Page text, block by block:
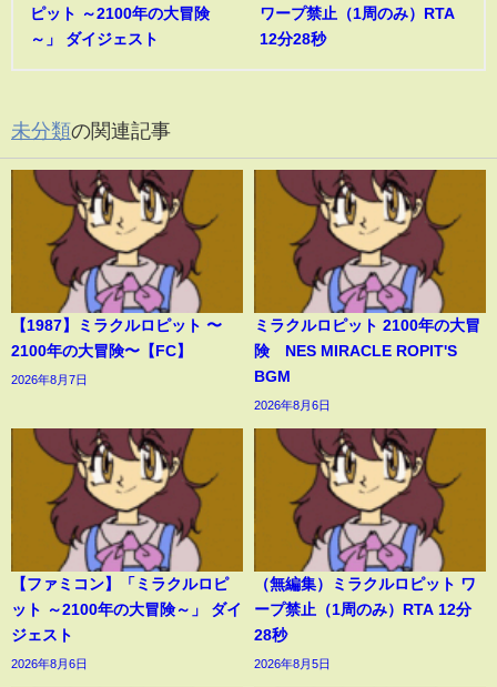
ピット ～2100年の大冒険
～」 ダイジェスト
ワープ禁止（1周のみ）RTA
12分28秒
未分類の関連記事
【1987】ミラクルロピット 〜
2100年の大冒険〜【FC】
2026年8月7日
ミラクルロピット 2100年の大冒
険 NES MIRACLE ROPIT'S
BGM
2026年8月6日
【ファミコン】「ミラクルロピ
ット ～2100年の大冒険～」 ダイ
ジェスト
2026年8月6日
（無編集）ミラクルロピット ワ
ープ禁止（1周のみ）RTA 12分
28秒
2026年8月5日